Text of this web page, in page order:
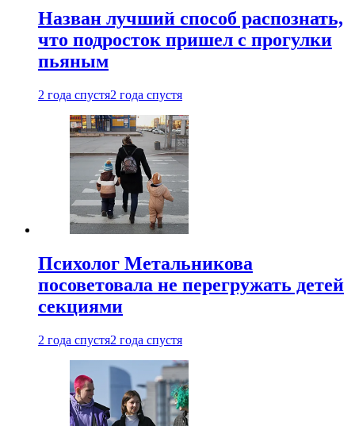
Назван лучший способ распознать,
что подросток пришел с прогулки
пьяным
2 года спустя2 года спустя
Психолог Метальникова
посоветовала не перегружать детей
секциями
2 года спустя2 года спустя